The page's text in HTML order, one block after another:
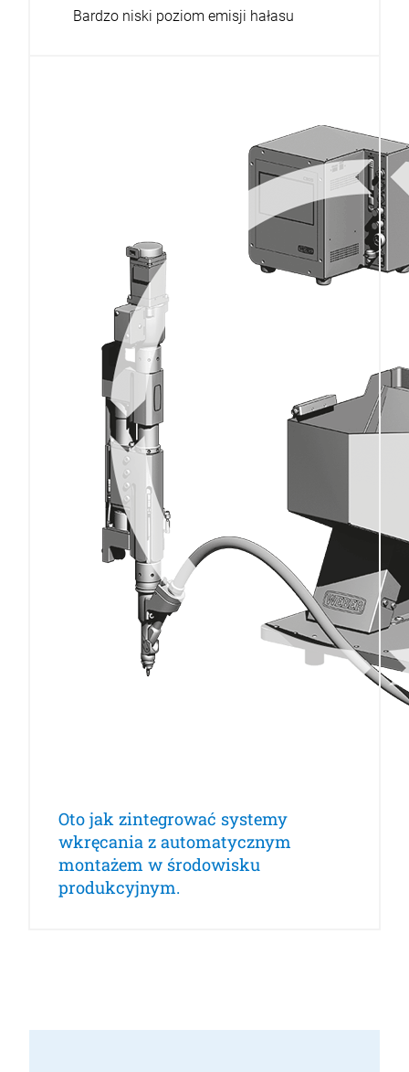
Bardzo niski poziom emisji hałasu
Oto jak zintegrować systemy
wkręcania z automatycznym
montażem w środowisku
produkcyjnym.